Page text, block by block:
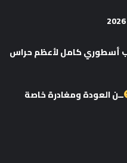
ترتيب أسطوري كامل لأعظم حراس
ــن العودة ومغادرة خاصة